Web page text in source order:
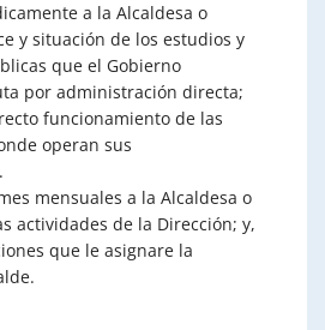
a la Alcaldesa o
y situación de los estudios y
que el Gobierno
por administración directa;
funcionamiento de las
operan sus
mensuales a la Alcaldesa o
actividades de la Dirección; y,
que le asignare la